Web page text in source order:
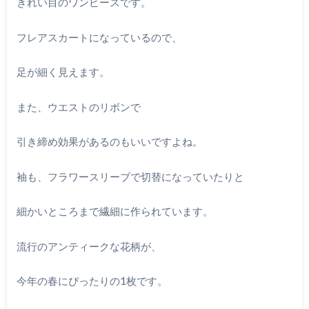
フレアスカートになっているので、
足が細く見えます。
また、ウエストのリボンで
引き締め効果があるのもいいですよね。
袖も、フラワースリーブで切替になっていたりと
細かいところまで繊細に作られています。
流行のアンティークな花柄が、
今年の春にぴったりの1枚です。